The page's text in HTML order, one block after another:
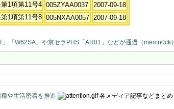
1項第11号4 005ZYAA0037
2007-09-18
1項第11号8 005NXAA0057 2007-09-18
「W62SA」や京セラPHS「AR01」などが通過（memn0ck）
や生活密着を推進
各メディア記事などまとめ